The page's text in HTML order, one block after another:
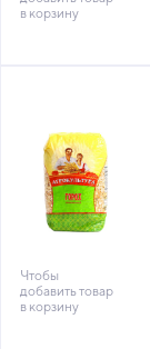
в корзину
Чтобы
добавить товар
в корзину